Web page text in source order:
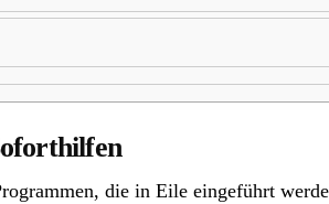
die in Eile eingeführt